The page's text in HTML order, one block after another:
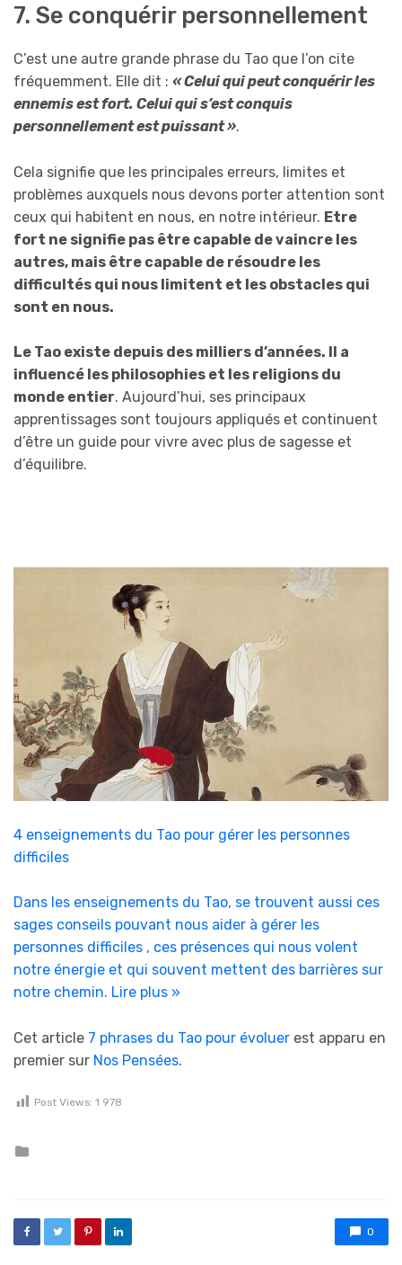
7. Se conquérir personnellement
C’est une autre grande phrase du Tao que l’on cite
fréquemment. Elle dit : « Celui qui peut conquérir les
ennemis est fort. Celui qui s’est conquis
personnellement est puissant ».
Cela signifie que les principales erreurs, limites et
problèmes auxquels nous devons porter attention sont
ceux qui habitent en nous, en notre intérieur. Etre
fort ne signifie pas être capable de vaincre les
autres, mais être capable de résoudre les
difficultés qui nous limitent et les obstacles qui
sont en nous.
Le Tao existe depuis des milliers d’années. Il a
influencé les philosophies et les religions du
monde entier. Aujourd’hui, ses principaux
apprentissages sont toujours appliqués et continuent
d’être un guide pour vivre avec plus de sagesse et
d’équilibre.
4 enseignements du Tao pour gérer les personnes
difficiles
Dans les enseignements du Tao, se trouvent aussi ces
sages conseils pouvant nous aider à gérer les
personnes difficiles , ces présences qui nous volent
notre énergie et qui souvent mettent des barrières sur
notre chemin. Lire plus »
Cet article 7 phrases du Tao pour évoluer est apparu en
premier sur Nos Pensées.
Post Views: 1 978
0